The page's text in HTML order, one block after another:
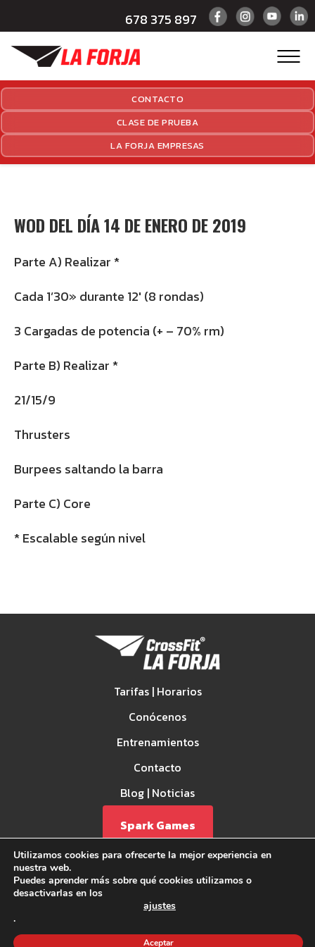
678 375 897
CONTACTO
CLASE DE PRUEBA
LA FORJA EMPRESAS
WOD DEL DÍA 14 DE ENERO DE 2019
Parte A) Realizar *
Cada 1’30» durante 12′ (8 rondas)
3 Cargadas de potencia (+ – 70% rm)
Parte B) Realizar *
21/15/9
Thrusters
Burpees saltando la barra
Parte C) Core
* Escalable según nivel
Tarifas | Horarios
Conócenos
Entrenamientos
Contacto
Blog | Noticias
Spark Games
Aviso Legal
Utilizamos cookies para ofrecerte la mejor experiencia en
nuestra web.
Puedes aprender más sobre qué cookies utilizamos o
desactivarlas en los
ajustes
.
Aceptar